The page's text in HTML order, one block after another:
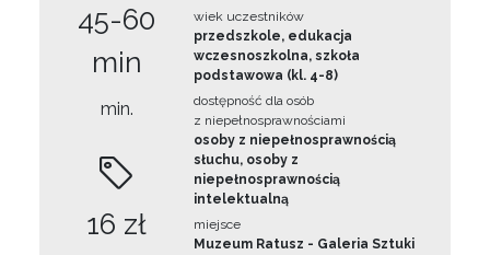
45-60
min
min.
16 zł
wiek uczestników
przedszkole, edukacja
wczesnoszkolna, szkoła
podstawowa (kl. 4-8)
dostępność dla osób
z niepełnosprawnościami
osoby z niepełnosprawnością
słuchu, osoby z
niepełnosprawnością
intelektualną
miejsce
Muzeum Ratusz - Galeria Sztuki